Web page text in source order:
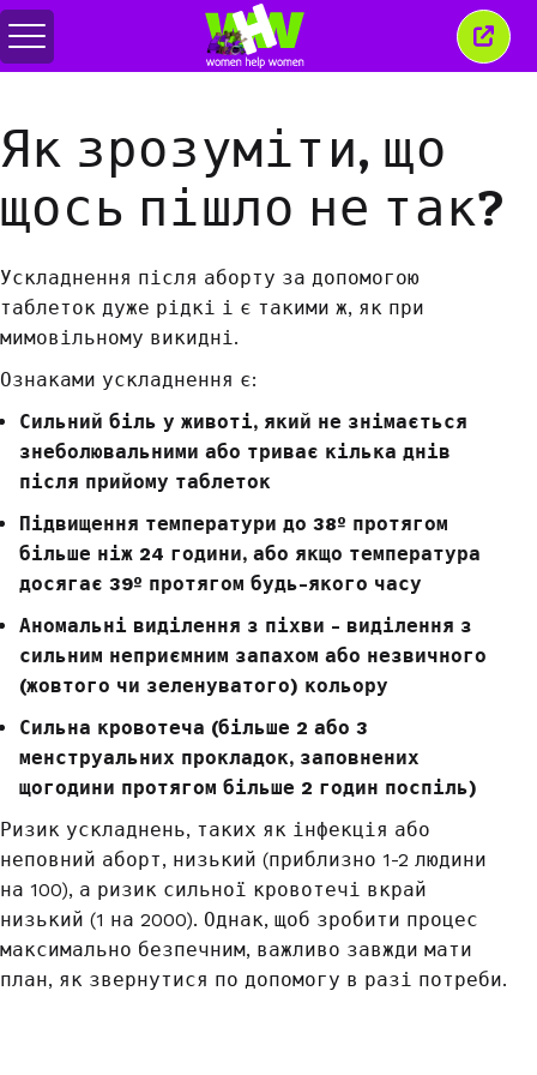
Перемкнути
меню
це
Як зрозуміти, що
щось пішло не так?
Ускладнення після аборту за допомогою
таблеток дуже рідкі і є такими ж, як при
мимовільному викидні.
Ознаками ускладнення є:
Сильний біль у животі, який не знімається
знеболювальними або триває кілька днів
після прийому таблеток
Підвищення температури до 38º протягом
більше ніж 24 години, або якщо температура
досягає 39º протягом будь-якого часу
Аномальні виділення з піхви - виділення з
сильним неприємним запахом або незвичного
(жовтого чи зеленуватого) кольору
Сильна кровотеча (більше 2 або 3
менструальних прокладок, заповнених
щогодини протягом більше 2 годин поспіль)
Ризик ускладнень, таких як інфекція або
неповний аборт, низький (приблизно 1-2 людини
на 100), а ризик сильної кровотечі вкрай
низький (1 на 2000). Однак, щоб зробити процес
максимально безпечним, важливо завжди мати
план, як звернутися по допомогу в разі потреби.